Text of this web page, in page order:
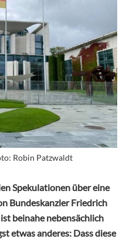
Robin Patzwaldt
Spekulationen über eine
Bundeskanzler Friedrich
beinahe nebensächlich
etwas anderes: Dass diese